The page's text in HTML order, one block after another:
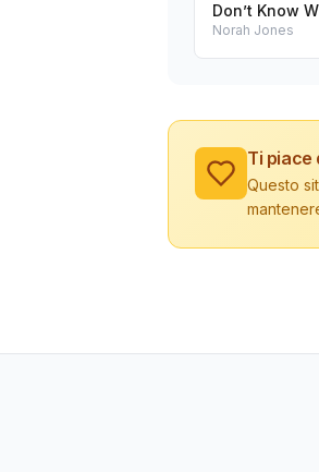
Don’t Know
Norah Jones
Ti piace
Questo